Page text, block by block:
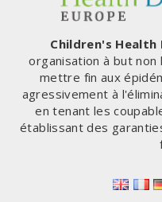
Children's Health
organisation à but
mettre fin aux
agressivement à
en tenant les
établissant des